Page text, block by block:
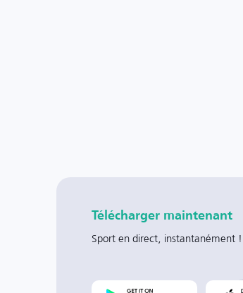
Télécharger maintenant
Sport en direct, instantanément !